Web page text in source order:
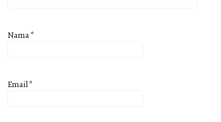
Nama*
Email*